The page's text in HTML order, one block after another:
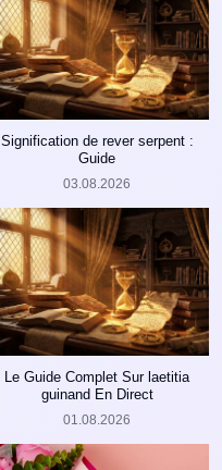
Signification de rever serpent :
Guide
03.08.2026
Le Guide Complet Sur laetitia
guinand En Direct
01.08.2026